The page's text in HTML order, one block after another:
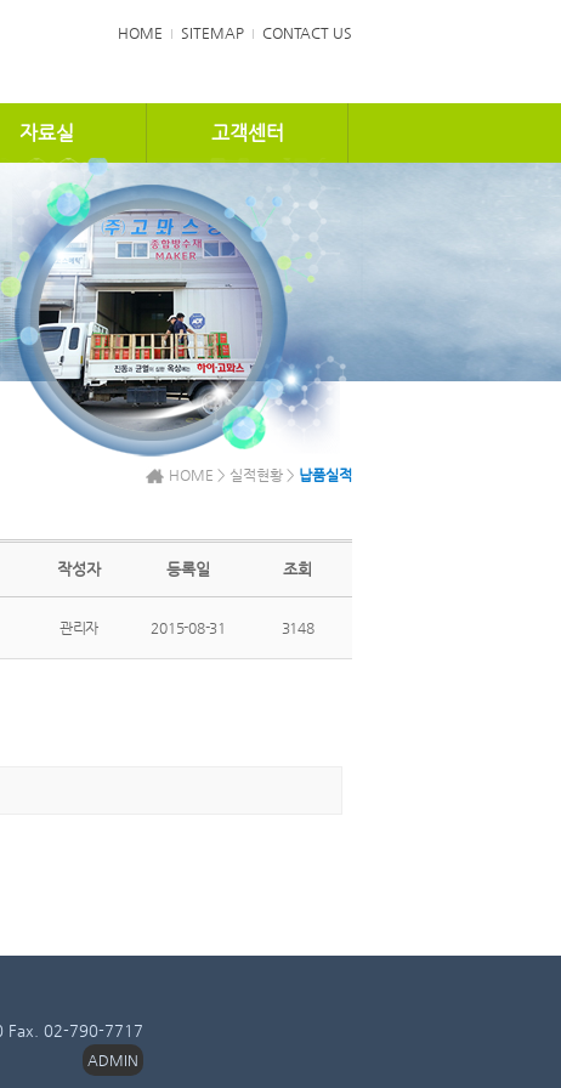
HOME SITEMAP CONTACT US
자료실 고객센터
HOME > 실적현황 > 납품실적
작성자 등록일 조회
관리자 2015-08-31 3148
Fax. 02-790-7717
ADMIN